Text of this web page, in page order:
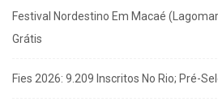
Festival Nordestino Em Macaé
Grátis
Fies 2026: 9.209 Inscritos No Rio; Pré-